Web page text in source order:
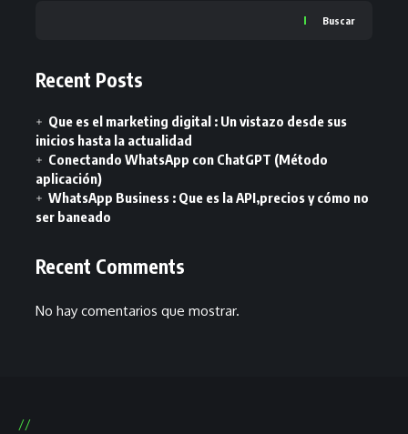
Buscar
Recent Posts
Que es el marketing digital : Un vistazo desde sus
inicios hasta la actualidad
Conectando WhatsApp con ChatGPT (Método
aplicación)
WhatsApp Business : Que es la API,precios y cómo no
ser baneado
Recent Comments
No hay comentarios que mostrar.
//